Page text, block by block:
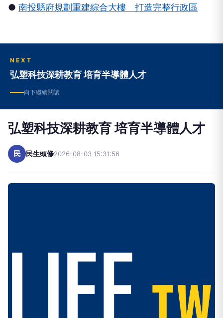
● 南投縣府規劃重建綜合大樓 打造完整行政區
NEXT
弘塑科技深耕教育 培育半導體人才
向下繼續閱讀
弘塑科技深耕教育 培育半導體人才
民 民生頭條2026-08-03 15:31:56